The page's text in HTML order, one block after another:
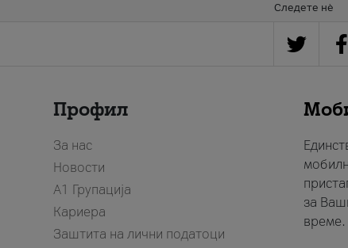
Следете нè
Профил
За нас
Новости
А1 Групација
Кариера
Заштита на лични податоци
за
време.